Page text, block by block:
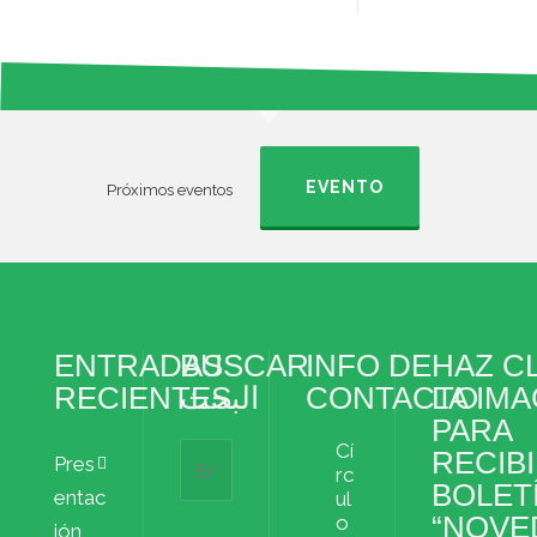
Próximos eventos EVENTO
ENTRADAS
RECIENTES
Pres
entac
ión
BUSCAR
البحث
INFO DE
CONTACTO
Cí
rc
ul
o
HAZ
LA
PARA